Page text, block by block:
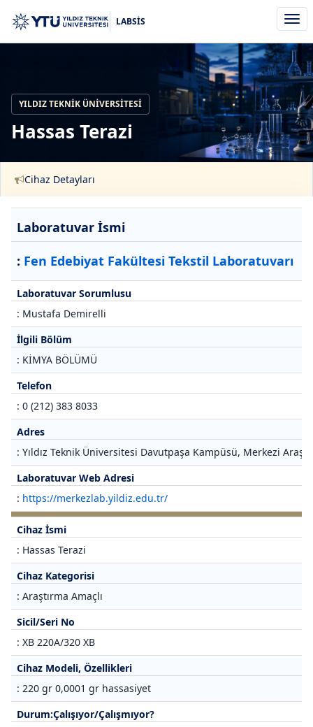
aç/
LABSİS
YILDIZ TEKNIK ÜNIVERSITESI
Hassas Terazi
Cihaz Detayları
Laboratuvar İsmi
: Fen Edebiyat Fakültesi Tekstil Laboratuvarı
Laboratuvar Sorumlusu
: Mustafa Demirelli
İlgili Bölüm
: KİMYA BÖLÜMÜ
Telefon
: 0 (212) 383 8033
Adres
: Yıldız Teknik Üniversitesi Davutpaşa Kampüsü, Merkezi
Laboratuvar Web Adresi
: https://merkezlab.yildiz.edu.tr/
Cihaz İsmi
: Hassas Terazi
Cihaz Kategorisi
: Araştırma Amaçlı
Sicil/Seri No
: XB 220A/320 XB
Cihaz Modeli, Özellikleri
: 220 gr 0,0001 gr hassasiyet
Durum:Çalışıyor/Çalışmıyor?